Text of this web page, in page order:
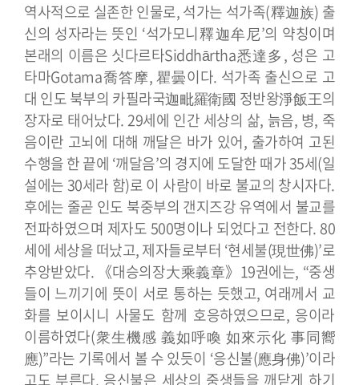
역사적으로 실존한 인물로, 석가는 석가족(釋迦族) 출
신의 성자라는 뜻인 ‘석가모니釋迦牟尼’의 약칭이며
본래의 이름은 싯다르타Siddhārtha悉達多, 성은 고
타마Gotama喬答摩, 瞿曇이다. 석가족 출신으로 고
대 인도 북부의 카필라국迦毗羅衛國 정반왕淨飯王의
장자로 태어났다.29세에 인간 세상의 삶, 늙음, 병, 죽
음이란 고뇌에 대해 깨달은 바가 있어, 출가하여 고된
수행을 한 끝에 ‘깨달음’의 경지에 도달한 때가 35세(일
설에는 30세라 함)로 이 사람이 바로 불교의 창시자다.
후에는 줄곧 인도 북중부의 갠지즈강 유역에서 불교를
전파하였으며 제자도 500명이나 되었다고 전한다. 80
세에 세상을 떠났고, 제자들로부터 ‘현세불(現世佛)’로
추앙받았다. 《대승의장大乘義章》19권에는, “중생
들이 느끼기에 뜻이 서로 통하는 듯했고, 여래께서 교
화를 보이시니 사물도 함께 호응하였으므로, 응이라
이름하였다(衆生機感 義如呼喚 如來示化 事同嚮
應)”라는 기록에서 볼 수 있듯이 ‘응신불(應身佛)’이라
고도 부른다. 응신불은 세상의 중생들을 깨닫게 하기